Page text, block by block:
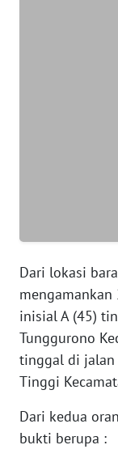
Dari lokasi
inisial A (45)
Tunggurono
tinggal di jalan
Tinggi
Dari kedua
bukti berupa :
BARAT
RIAU
WN
SERAMBI
JAMBI